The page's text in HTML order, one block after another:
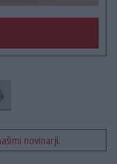
novinarji.